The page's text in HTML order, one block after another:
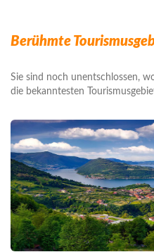
Berühmte
Sie sind noch unentschlossen,
die bekanntesten